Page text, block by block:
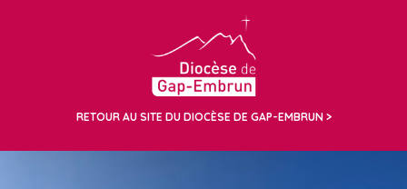
RETOUR AU SITE DU DIOCÈSE DE GAP-EMBRUN